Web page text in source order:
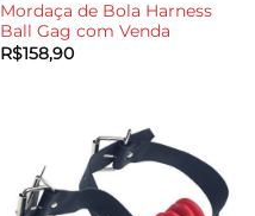
Mordaça de Bola Harness
Ball Gag com Venda
R$158,90